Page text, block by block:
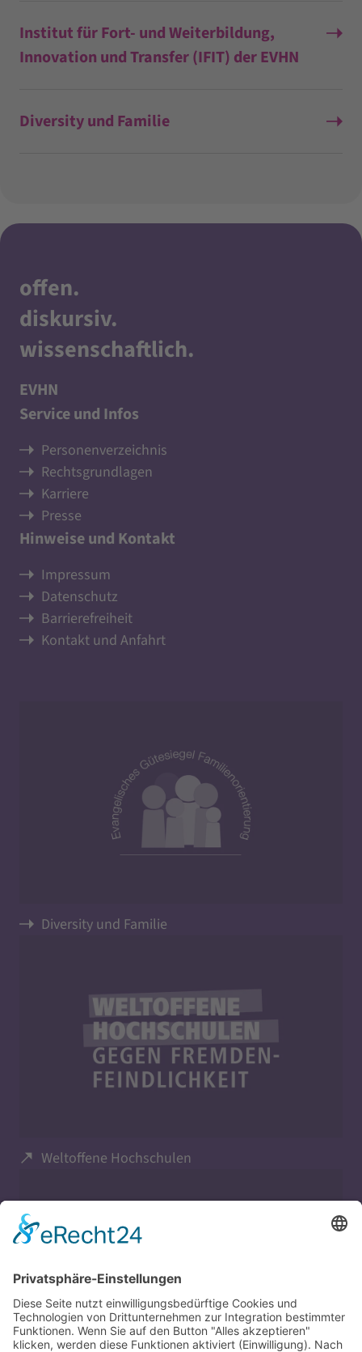
Institut für Fort- und Weiterbildung,
Innovation und Transfer (IFIT) der EVHN
Diversity und Familie
offen.
diskursiv.
wissenschaftlich.
EVHN
Service und Infos
Personenverzeichnis
Rechtsgrundlagen
Karriere
Presse
Hinweise und Kontakt
Impressum
Datenschutz
Barrierefreiheit
Kontakt und Anfahrt
Diversity und Familie
Weltoffene Hochschulen